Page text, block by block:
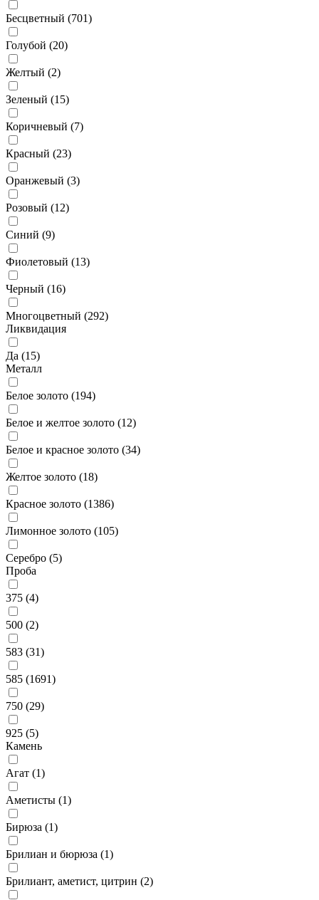
Бесцветный (701)
Голубой (20)
Желтый (2)
Зеленый (15)
Коричневый (7)
Красный (23)
Оранжевый (3)
Розовый (12)
Синий (9)
Фиолетовый (13)
Черный (16)
Многоцветный (292)
Ликвидация
Да (15)
Металл
Белое золото (194)
Белое и желтое золото (12)
Белое и красное золото (34)
Желтое золото (18)
Красное золото (1386)
Лимонное золото (105)
Серебро (5)
Проба
375 (4)
500 (2)
583 (31)
585 (1691)
750 (29)
925 (5)
Камень
Агат (1)
Аметисты (1)
Бирюза (1)
Брилиан и бюрюза (1)
Брилиант, аметист, цитрин (2)